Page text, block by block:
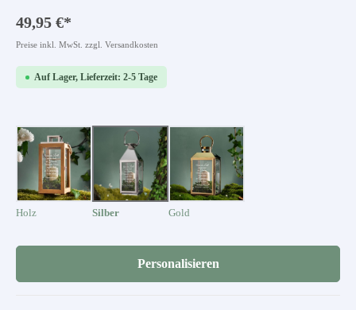
49,95 €*
Preise inkl. MwSt. zzgl. Versandkosten
Auf Lager, Lieferzeit: 2-5 Tage
Holz Silber Gold
Personalisieren